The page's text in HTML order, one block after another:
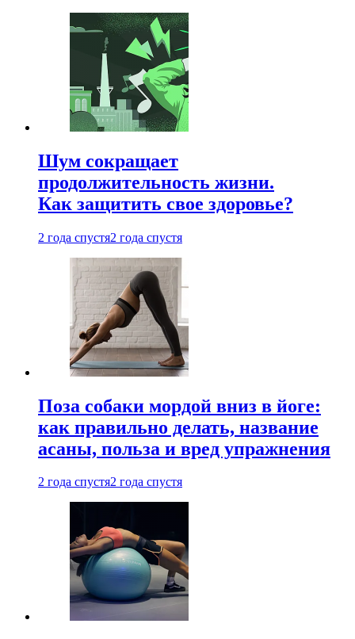
Шум сокращает
продолжительность жизни.
Как защитить свое здоровье?
2 года спустя2 года спустя
Поза собаки мордой вниз в йоге:
как правильно делать, название
асаны, польза и вред упражнения
2 года спустя2 года спустя